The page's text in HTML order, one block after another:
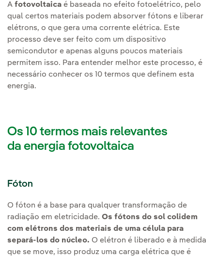
A fotovoltaica é baseada no efeito fotoelétrico, pelo
qual certos materiais podem absorver fótons e liberar
elétrons, o que gera uma corrente elétrica. Este
processo deve ser feito com um dispositivo
semicondutor e apenas alguns poucos materiais
permitem isso. Para entender melhor este processo, é
necessário conhecer os 10 termos que definem esta
energia.
Os 10 termos mais relevantes
da energia fotovoltaica
Fóton
O fóton é a base para qualquer transformação de
radiação em eletricidade. Os fótons do sol colidem
com elétrons dos materiais de uma célula para
separá-los do núcleo. O elétron é liberado e à medida
que se move, isso produz uma carga elétrica que é